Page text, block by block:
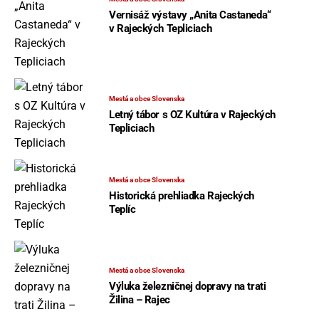
Vernisáž výstavy „Anita Castaneda“
v Rajeckých Tepliciach
Mestá a obce Slovenska
Letný tábor s OZ Kultúra v Rajeckých
Tepliciach
Mestá a obce Slovenska
Historická prehliadka Rajeckých
Teplíc
Mestá a obce Slovenska
Výluka železničnej dopravy na trati
Žilina – Rajec